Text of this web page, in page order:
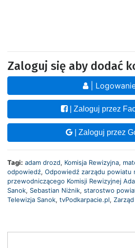
Zaloguj się aby dodać
|
| Zaloguj przez
| Zaloguj przez
Tagi: adam drozd, Komisja Rewizyjna,
odpowiedź, Odpowiedź zarządu powiatu
przewodniczącego Komisji Rewizyjnej
Sanok, Sebastian Niżnik, starostwo
Telewizja Sanok, tvPodkarpacie.pl,